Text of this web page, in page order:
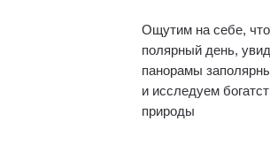
Ощутим на себе, что
полярный день,
панорамы
и исследуем
природы